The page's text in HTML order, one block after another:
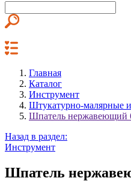
Главная
Каталог
Инструмент
Штукатурно-малярные
Шпатель
Назад в раздел:
Инструмент
Шпатель